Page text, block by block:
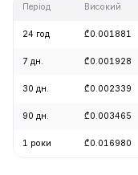
Період Високий
24 год ₾0.001881
7 дн. ₾0.001928
30 дн. ₾0.002339
90 дн. ₾0.003465
1 роки ₾0.016980